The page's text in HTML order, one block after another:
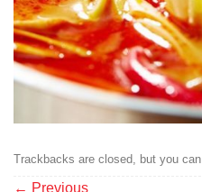
Trackbacks are closed, but you can
← Previous